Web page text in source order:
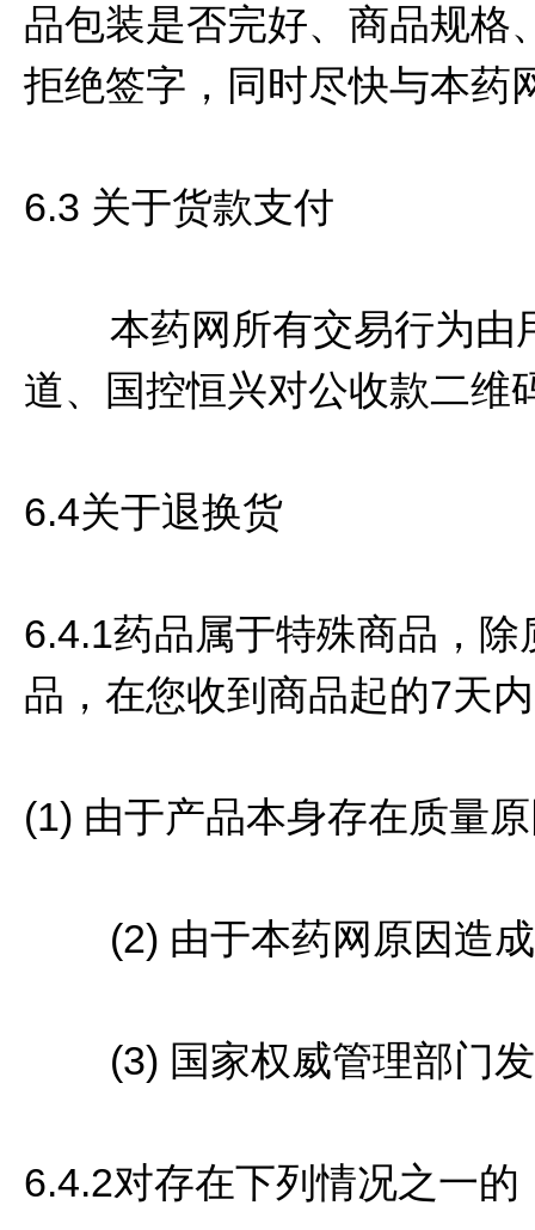
品包装是否完好、商品规格
拒绝签字，同时尽快与本药
6.3 关于货款支付
本药网所有交易行为由用
道、国控恒兴对公收款二维
6.4关于退换货
6.4.1药品属于特殊商品，
品，在您收到商品起的7天
(1) 由于产品本身存在质量
(2) 由于本药网原因造成
(3) 国家权威管理部门发
6.4.2对存在下列情况之一